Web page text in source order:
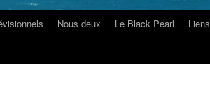
Nous deux Le Black Pearl Liens